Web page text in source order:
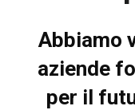
Abbiamo
aziende
per il